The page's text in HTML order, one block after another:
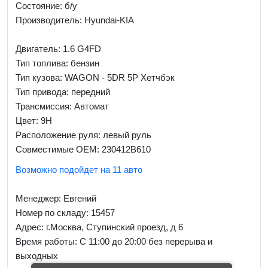
Состояние: б/у
Производитель: Hyundai-KIA
Двигатель: 1.6 G4FD
Тип топлива: бензин
Тип кузова: WAGON - 5DR 5P Хетчбэк
Тип привода: передний
Трансмиссия: Автомат
Цвет: 9H
Расположение руля: левый руль
Совместимые OEM: 230412B610
Возможно подойдет на 11 авто
Менеджер: Евгений
Номер по складу: 15457
Адрес: г.Москва, Ступинский проезд, д 6
Время работы: С 11:00 до 20:00 без перерыва и
выходных